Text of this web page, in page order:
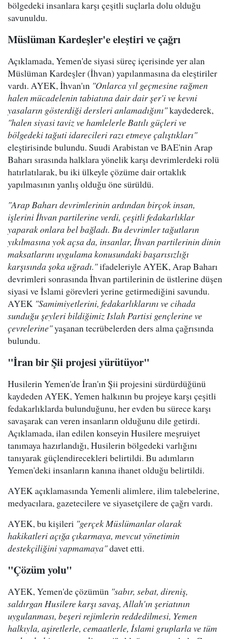
bölgedeki insanlara karşı çeşitli suçlarla dolu olduğu
savunuldu.
Müslüman Kardeşler'e eleştiri ve çağrı
Açıklamada, Yemen'de siyasi süreç içerisinde yer alan
Müslüman Kardeşler (İhvan) yapılanmasına da eleştiriler
vardı. AYEK, İhvan'ın "Onlarca yıl geçmesine rağmen
halen mücadelenin tabiatına dair dair şer'i ve kevni
yasaların gösterdiği dersleri anlamadığını"kaydederek,
"halen siyasi taviz ve hamlelerle Batılı güçleri ve
bölgedeki tağuti idarecileri razı etmeye çalıştıkları"
eleştirisinde bulundu. Suudi Arabistan ve BAE'nin Arap
Baharı sırasında halklara yönelik karşı devrimlerdeki rolü
hatırlatılarak, bu iki ülkeyle çözüme dair ortaklık
yapılmasının yanlış olduğu öne sürüldü.
"Arap Baharı devrimlerinin ardından birçok insan,
işlerini İhvan partilerine verdi, çeşitli fedakarlıklar
yaparak onlara bel bağladı. Bu devrimler tağutların
yıkılmasına yok açsa da, insanlar, İhvan partilerinin dinin
maksatlarını uygulama konusundaki başarısızlığı
karşısında şoka uğradı."ifadeleriyle AYEK, Arap Baharı
devrimleri sonrasında İhvan partilerinin de üstlerine düşen
siyasi ve İslami görevleri yerine getirmediğini savundu.
AYEK "Samimiyetlerini, fedakarlıklarını ve cihada
sunduğu şeyleri bildiğimiz Islah Partisi gençlerine ve
çevrelerine"yaşanan tecrübelerden ders alma çağrısında
bulundu.
"İran bir Şii projesi yürütüyor"
Husilerin Yemen'de İran'ın Şii projesini sürdürdüğünü
kaydeden AYEK, Yemen halkının bu projeye karşı çeşitli
fedakarlıklarda bulunduğunu, her evden bu sürece karşı
savaşarak can veren insanların olduğunu dile getirdi.
Açıklamada, ilan edilen konseyin Husilere meşruiyet
tanımaya hazırlandığı, Husilerin bölgedeki varlığını
tanıyarak güçlendirecekleri belirtildi. Bu adımların
Yemen'deki insanların kanına ihanet olduğu belirtildi.
AYEK açıklamasında Yemenli alimlere, ilim talebelerine,
medyacılara, gazetecilere ve siyasetçilere de çağrı vardı.
AYEK, bu kişileri "gerçek Müslümanlar olarak
hakikatleri açığa çıkarmaya, mevcut yönetimin
destekçiliğini yapmamaya"davet etti.
"Çözüm yolu"
AYEK, Yemen'de çözümün "sabır, sebat, direniş,
saldırgan Husilere karşı savaş, Allah'ın şeriatının
uygulanması, beşeri rejimlerin reddedilmesi, Yemen
halkıyla, aşiretlerle, cemaatlerle, İslami gruplarla ve tüm